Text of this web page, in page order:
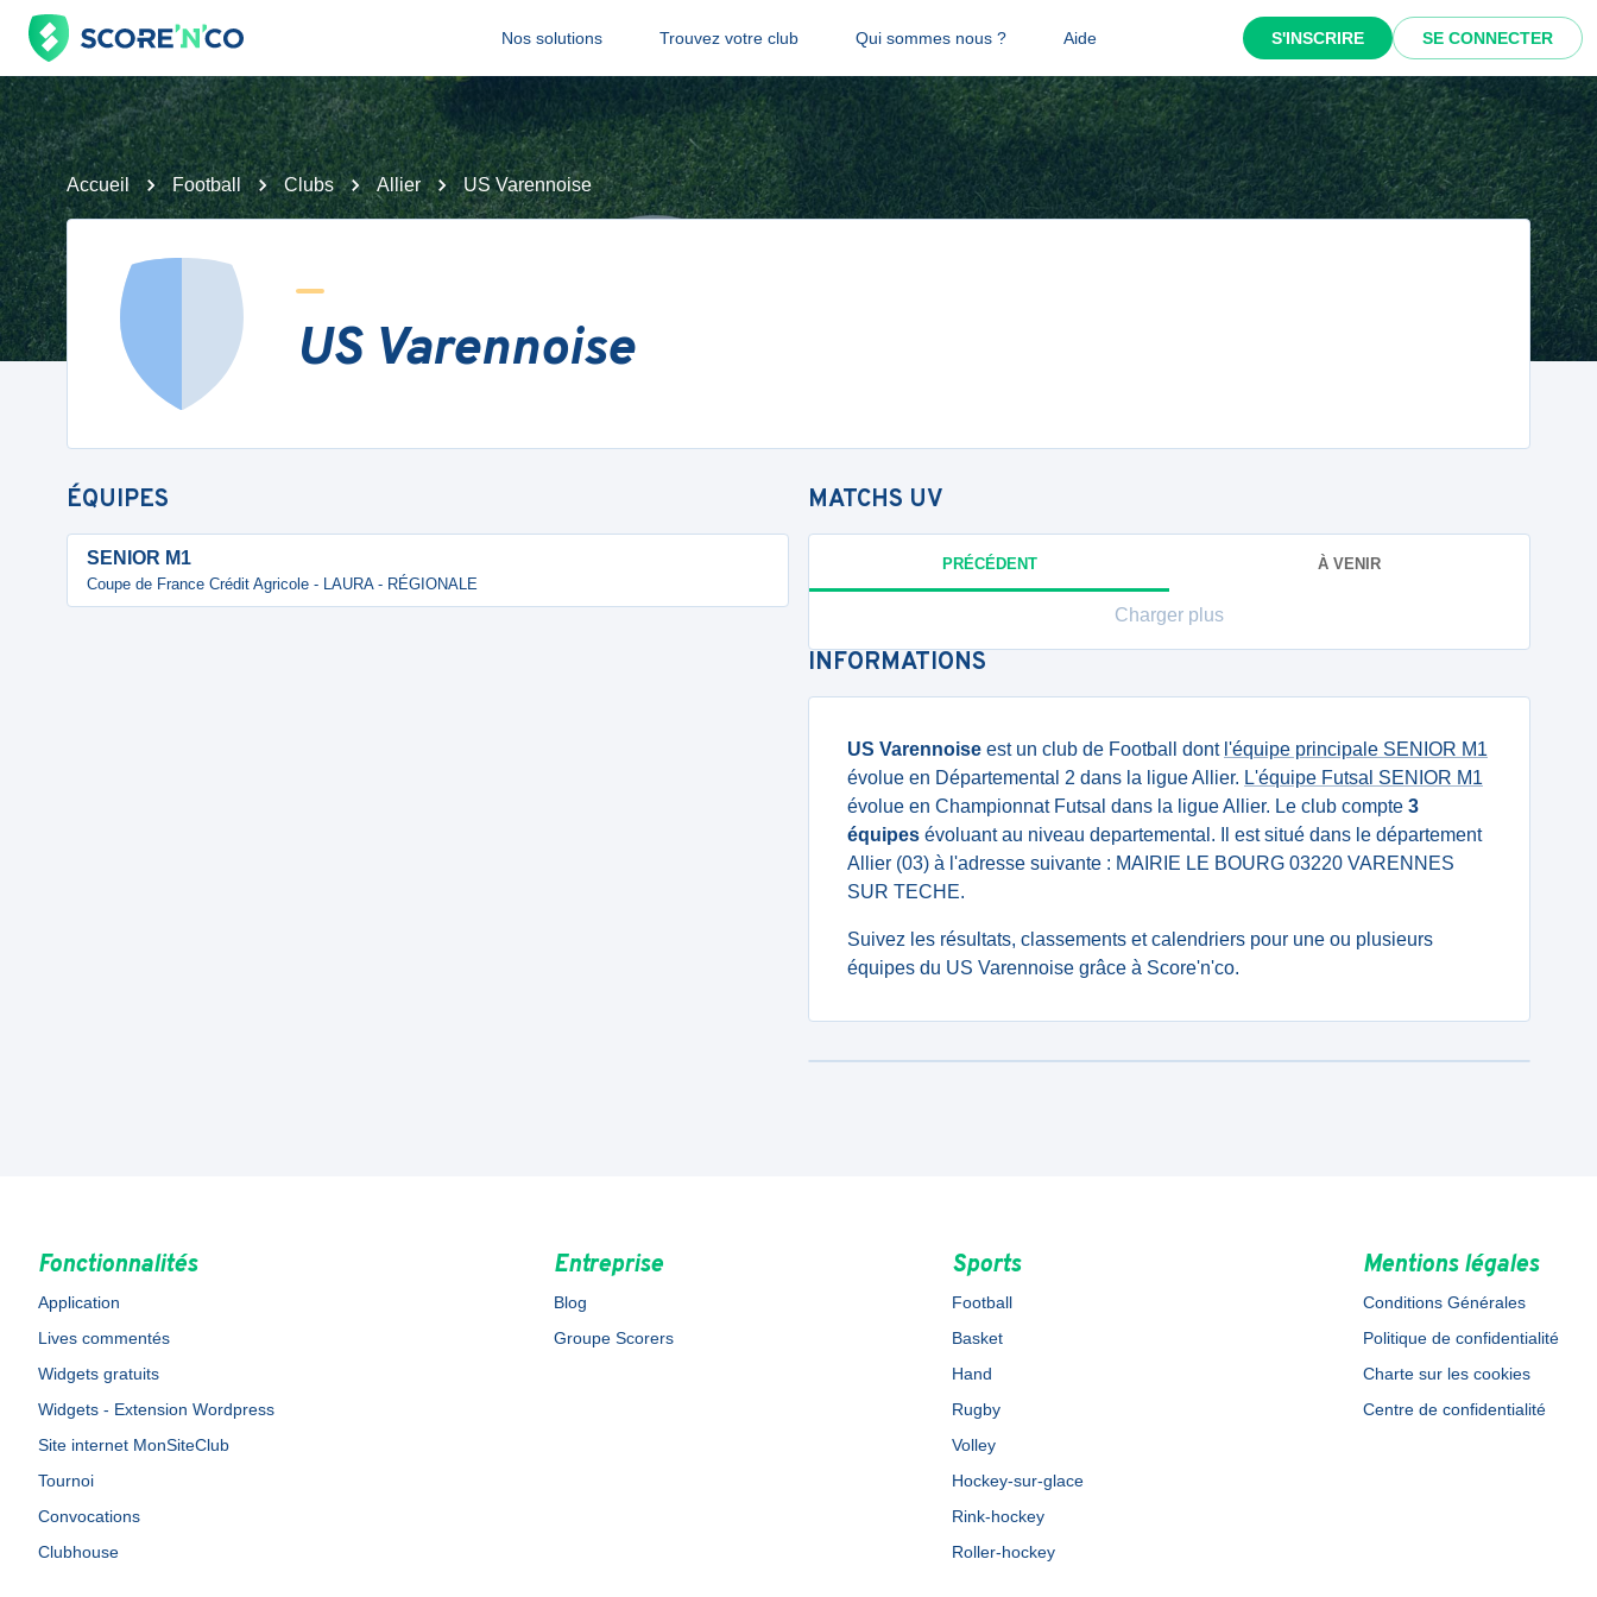
Nos solutions Trouvez votre club Qui sommes nous ? Aide S'INSCRIRE SE CONNECTER
Accueil Football Clubs Allier US Varennoise
US Varennoise
ÉQUIPES
SENIOR M1
Coupe de France Crédit Agricole - LAURA - RÉGIONALE
MATCHS UV
PRÉCÉDENT À VENIR
Charger plus
INFORMATIONS
US Varennoise est un club de Football dont l'équipe principale SENIOR M1
évolue en Départemental 2 dans la ligue Allier. L'équipe Futsal SENIOR M1
évolue en Championnat Futsal dans la ligue Allier. Le club compte 3
équipes évoluant au niveau departemental. Il est situé dans le département
Allier (03) à l'adresse suivante : MAIRIE LE BOURG 03220 VARENNES
SUR TECHE.
Suivez les résultats, classements et calendriers pour une ou plusieurs
équipes du US Varennoise grâce à Score'n'co.
Fonctionnalités
Application
Lives commentés
Widgets gratuits
Widgets - Extension Wordpress
Site internet MonSiteClub
Tournoi
Convocations
Clubhouse
Entreprise
Blog
Groupe Scorers
Sports
Football
Basket
Hand
Rugby
Volley
Hockey-sur-glace
Rink-hockey
Roller-hockey
Mentions légales
Conditions Générales
Politique de confidentialité
Charte sur les cookies
Centre de confidentialité